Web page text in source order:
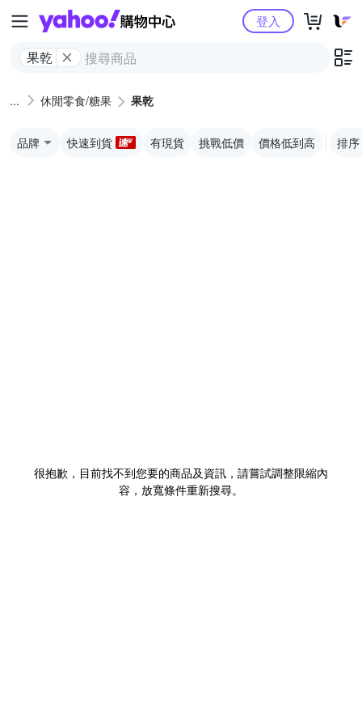
Yahoo購物中心
果乾
登入
休閒零食/糖果 果乾
品牌 快速到貨 有現貨 挑戰低價 價格低到高 排序
很抱歉，目前找不到您要的商品及資訊，請嘗試調整限縮內
容，放寬條件重新搜尋。